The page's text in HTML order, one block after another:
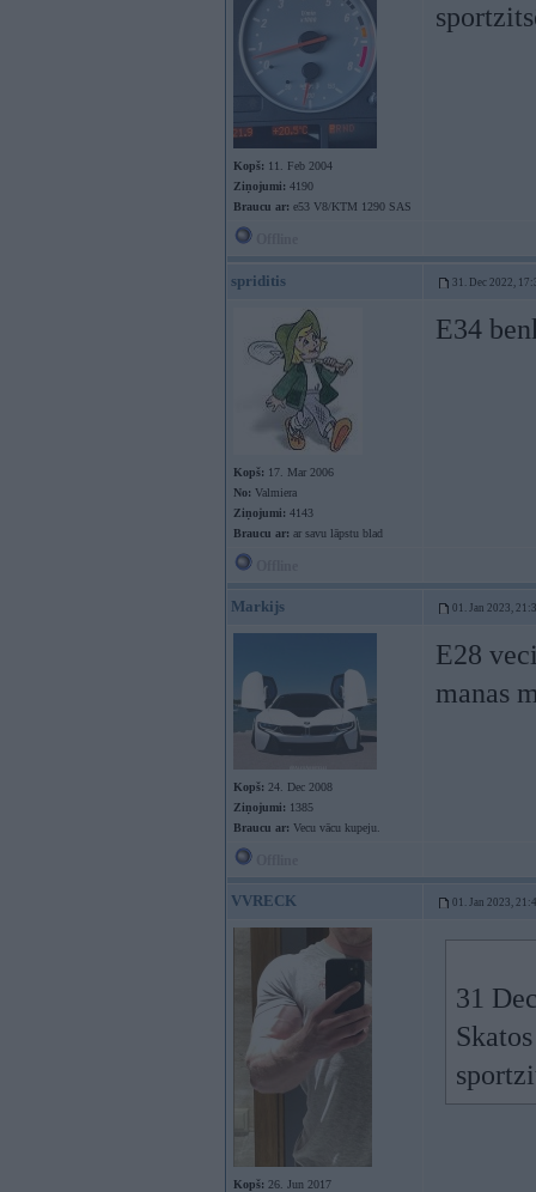
Kopš: 11. Feb 2004
Ziņojumi: 4190
Braucu ar: e53 V8/KTM 1290 SAS
spriditis 31. Dec 2022,
Kopš: 17. Mar 2006
No: Valmiera
Ziņojumi: 4143
Braucu ar: ar savu lāpstu blad
E34
Markijs 01. Jan 2023,
Kopš: 24. Dec 2008
Ziņojumi: 1385
Braucu ar: Vecu vācu kupeju.
E28
manas
VVRECK 01. Jan 2023,
Kopš: 26. Jun 2017
31